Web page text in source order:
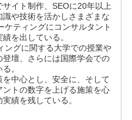
イト制作、SEOに20年以上
識や技術を活かしさまざまな
ケティングにコンサルタント
を出している。
ングに関する大学での授業や
登壇、さらには国際学会での
。
を中心とし、安全に、そして
ントの数字を上げる施策を心
績を残している。